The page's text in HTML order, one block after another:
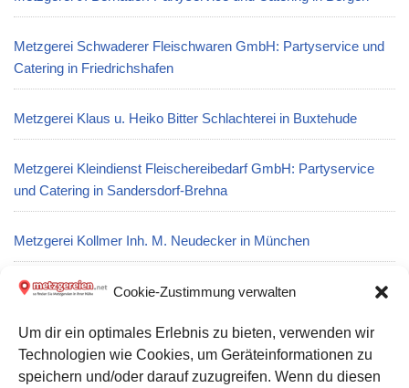
Cookie-Zustimmung verwalten
Um dir ein optimales Erlebnis zu bieten, verwenden wir
Technologien wie Cookies, um Geräteinformationen zu
speichern und/oder darauf zuzugreifen. Wenn du diesen
Metzgerei Schwaderer Fleischwaren GmbH: Partyservice und
Catering in Friedrichshafen
Metzgerei Klaus u. Heiko Bitter Schlachterei in Buxtehude
Metzgerei Kleindienst Fleischereibedarf GmbH: Partyservice
und Catering in Sandersdorf-Brehna
Metzgerei Kollmer Inh. M. Neudecker in München
Metzgerei Surmann – Beesten Vieh- und Fleischhandels GmbH
Metzgerei Schröder, H.: Partyservice und Catering in
Hückelhoven